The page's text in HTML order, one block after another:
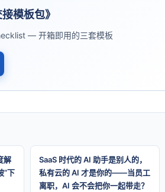
模板包》
— 开箱即用的三套模板
解
“下
SaaS 时代的 AI 助手是别人的，
私有云的 AI 才是你的——当员工
离职，AI 会不会把你一起带走？